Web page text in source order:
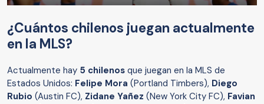
¿Cuántos chilenos juegan actualmente
en la MLS?
Actualmente hay 5 chilenos que juegan en la MLS de
Estados Unidos: Felipe Mora (Portland Timbers), Diego
Rubio (Austin FC), Zidane Yañez (New York City FC), Favian